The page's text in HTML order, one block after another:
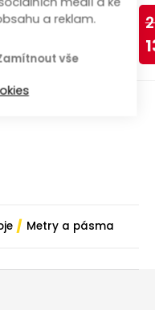
/ Metry a pásma
a reklam.
vše